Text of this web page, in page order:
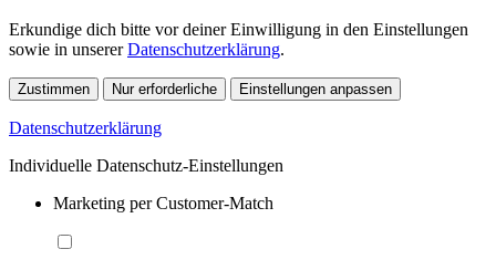
Erkundige dich bitte vor deiner Einwilligung in den Einstellungen
sowie in unsererDatenschutzerklärung.
Zustimmen Nur erforderliche Einstellungen anpassen
Datenschutzerklärung
Individuelle Datenschutz-Einstellungen
Marketing per Customer-Match